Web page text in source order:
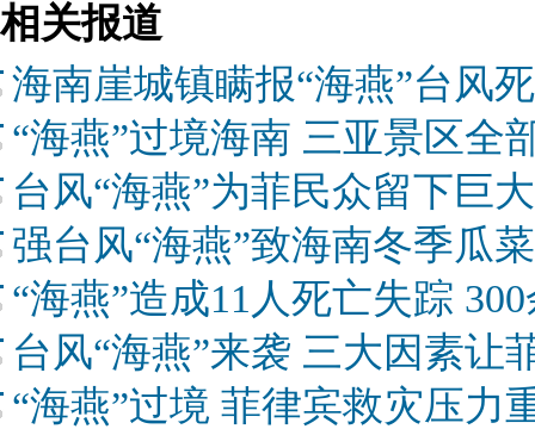
相关报道
海南崖城镇瞒报“海燕”台风
“海燕”过境海南 三亚景区全
台风“海燕”为菲民众留下巨
强台风“海燕”致海南冬季瓜
“海燕”造成11人死亡失踪
台风“海燕”来袭 三大因素让
“海燕”过境 菲律宾救灾压力